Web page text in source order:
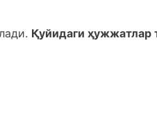
Қуйидаги ҳужжатлар